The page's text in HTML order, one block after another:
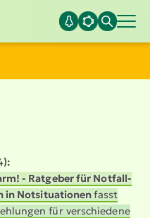
- Ratgeber für Notfall­
in Notsi­tua­tionenfasst
für verschiedene